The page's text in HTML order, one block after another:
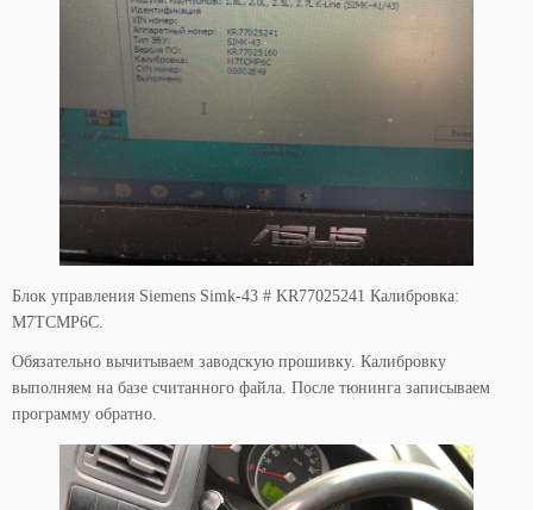
Блок управления Siemens Simk-43 # KR77025241 Калибровка:
M7TCMP6C.
Обязательно вычитываем заводскую прошивку. Калибровку
выполняем на базе считанного файла. После тюнинга записываем
программу обратно.